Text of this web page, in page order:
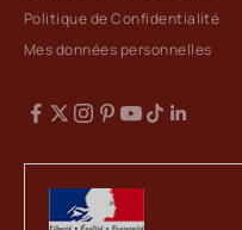
Politique de Confidentialité
Mes données personnelles